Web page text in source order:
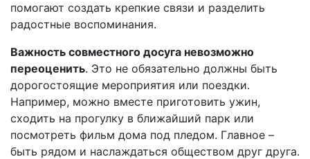
помогают создать крепкие связи и разделить
радостные воспоминания.
Важность совместного досуга невозможно
переоценить. Это не обязательно должны быть
дорогостоящие мероприятия или поездки.
Например, можно вместе приготовить ужин,
сходить на прогулку в ближайший парк или
посмотреть фильм дома под пледом. Главное –
быть рядом и наслаждаться обществом друг друга.